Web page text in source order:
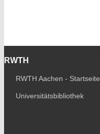
RWTH
RWTH Aachen - Startseite
Universitätsbibliothek